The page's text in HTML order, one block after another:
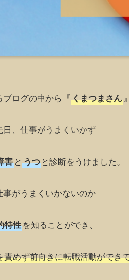
ブログの中から『くまつまさん
日、仕事がうまくいかず
害 と うつ と診断をうけました。
事がうまくいかないのか
特性を知ることができ、
責めず前向きに転職活動ができ